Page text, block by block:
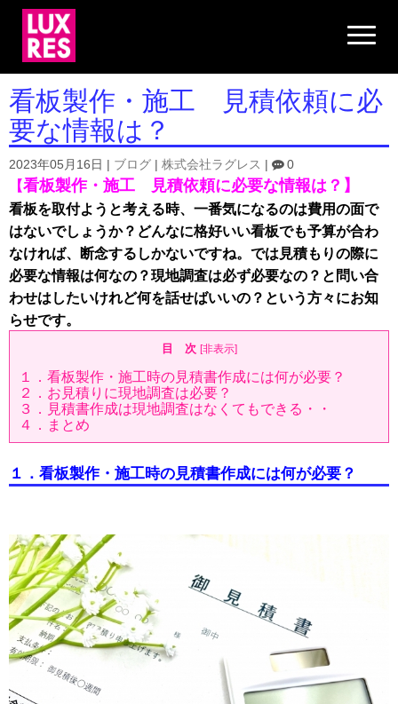
N
a
i
g
a
o
看板製作・施工 見積依頼に必
要な情報は？
2023年05月16日 ブログ 株式会社ラグレス 0
【看板製作・施工 見積依頼に必要な情報は？】
看板を取付ようと考える時、一番気になるのは費用の面で
はないでしょうか？どんなに格好いい看板でも予算が合わ
なければ、断念するしかないですね。では見積もりの際に
必要な情報は何なの？現地調査は必ず必要なの？と問い合
わせはしたいけれど何を話せばいいの？という方々にお知
らせです。
目 次 [非表示]
１．看板製作・施工時の見積書作成には何が必要？
２．お見積りに現地調査は必要？
３．見積書作成は現地調査はなくてもできる・・
４．まとめ
１．看板製作・施工時の見積書作成には何が必要？